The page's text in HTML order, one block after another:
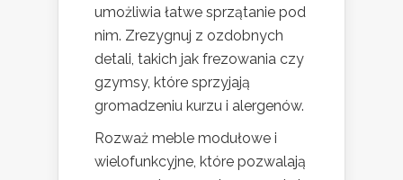
umożliwia łatwe sprzątanie pod
nim. Zrezygnuj z ozdobnych
detali, takich jak frezowania czy
gzymsy, które sprzyjają
gromadzeniu kurzu i alergenów.
Rozważ meble modułowe i
wielofunkcyjne, które pozwalają